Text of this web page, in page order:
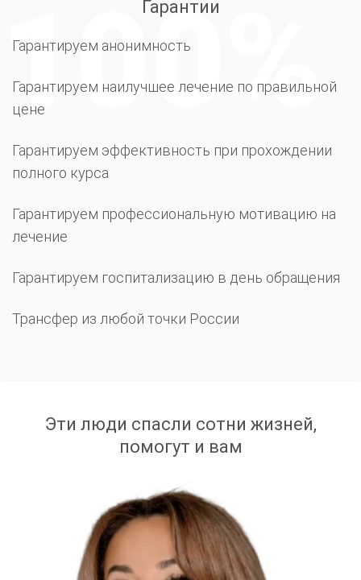
Гарантии
Гарантируем анонимность
Гарантируем наилучшее лечение по правильной
цене
Гарантируем эффективность при прохождении
полного курса
Гарантируем профессиональную мотивацию на
лечение
Гарантируем госпитализацию в день обращения
Трансфер из любой точки России
Эти люди спасли сотни жизней,
помогут и вам